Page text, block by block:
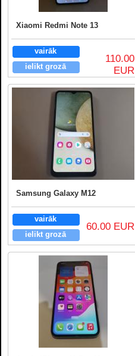
Xiaomi Redmi Note 13
vairāk
ielikt grozā
110.00
EUR
Samsung Galaxy M12
vairāk
ielikt grozā
60.00 EUR